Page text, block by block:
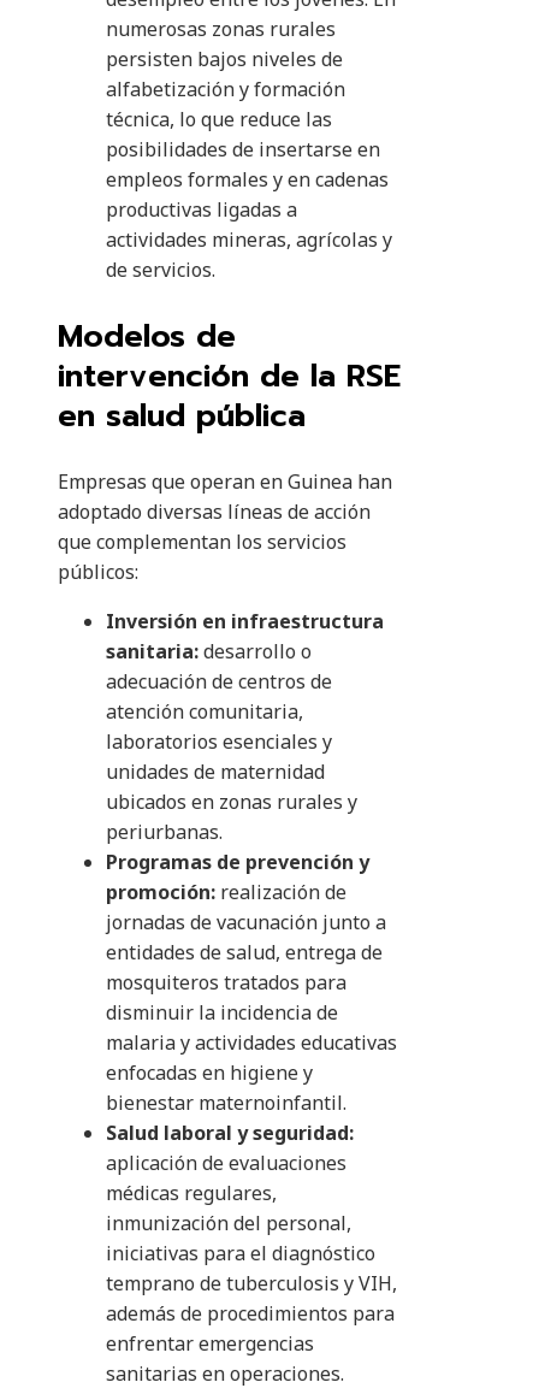
numerosas zonas rurales
persisten bajos niveles de
alfabetización y formación
técnica, lo que reduce las
posibilidades de insertarse en
empleos formales y en cadenas
productivas ligadas a
actividades mineras, agrícolas y
de servicios.
Modelos de
intervención de la RSE
en salud pública
Empresas que operan en Guinea han
adoptado diversas líneas de acción
que complementan los servicios
públicos:
Inversión en infraestructura
sanitaria:desarrollo o
adecuación de centros de
atención comunitaria,
laboratorios esenciales y
unidades de maternidad
ubicados en zonas rurales y
periurbanas.
Programas de prevención y
promoción: realización de
jornadas de vacunación junto a
entidades de salud, entrega de
mosquiteros tratados para
disminuir la incidencia de
malaria y actividades educativas
enfocadas en higiene y
bienestar maternoinfantil.
Salud laboral y seguridad:
aplicación de evaluaciones
médicas regulares,
inmunización del personal,
iniciativas para el diagnóstico
temprano de tuberculosis y VIH,
además de procedimientos para
enfrentar emergencias
sanitarias en operaciones.